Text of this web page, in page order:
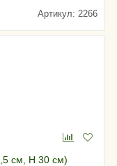
Артикул: 2266
см, H 30 см)